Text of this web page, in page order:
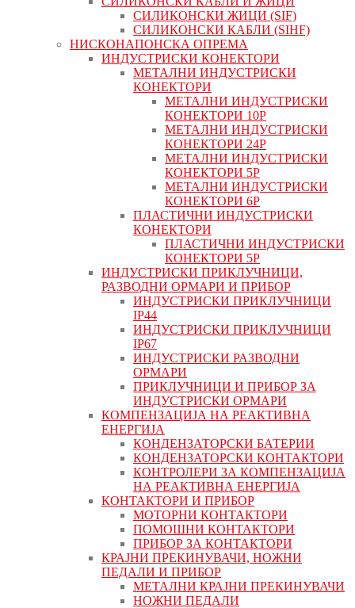
СИЛИКОНСКИ ЖИЦИ (SIF)
СИЛИКОНСКИ КАБЛИ (SIHF)
НИСКОНАПОНСКА ОПРЕМА
ИНДУСТРИСКИ КОНЕКТОРИ
МЕТАЛНИ ИНДУСТРИСКИ
КОНЕКТОРИ
МЕТАЛНИ ИНДУСТРИСКИ
КОНЕКТОРИ 10P
МЕТАЛНИ ИНДУСТРИСКИ
КОНЕКТОРИ 24P
МЕТАЛНИ ИНДУСТРИСКИ
КОНЕКТОРИ 5P
МЕТАЛНИ ИНДУСТРИСКИ
КОНЕКТОРИ 6P
ПЛАСТИЧНИ ИНДУСТРИСКИ
КОНЕКТОРИ
ПЛАСТИЧНИ ИНДУСТРИСКИ
КОНЕКТОРИ 5P
ИНДУСТРИСКИ ПРИКЛУЧНИЦИ,
РАЗВОДНИ ОРМАРИ И ПРИБОР
ИНДУСТРИСКИ ПРИКЛУЧНИЦИ
IP44
ИНДУСТРИСКИ ПРИКЛУЧНИЦИ
IP67
ИНДУСТРИСКИ РАЗВОДНИ
ОРМАРИ
ПРИКЛУЧНИЦИ И ПРИБОР ЗА
ИНДУСТРИСКИ ОРМАРИ
КОМПЕНЗАЦИЈА НА РЕАКТИВНА
ЕНЕРГИЈА
КОНДЕНЗАТОРСКИ БАТЕРИИ
КОНДЕНЗАТОРСКИ КОНТАКТОРИ
КОНТРОЛЕРИ ЗА КОМПЕНЗАЦИЈА
НА РЕАКТИВНА ЕНЕРГИЈА
КОНТАКТОРИ И ПРИБОР
МОТОРНИ КОНТАКТОРИ
ПОМОШНИ КОНТАКТОРИ
ПРИБОР ЗА КОНТАКТОРИ
КРАЈНИ ПРЕКИНУВАЧИ, НОЖНИ
ПЕДАЛИ И ПРИБОР
МЕТАЛНИ КРАЈНИ ПРЕКИНУВАЧИ
НОЖНИ ПЕДАЛИ